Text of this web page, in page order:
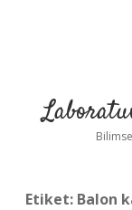
Etiket: Balon